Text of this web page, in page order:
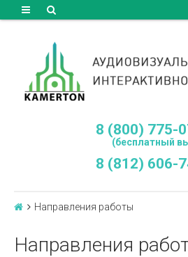
8 (800) 775-
(бесплатный
8 (812) 606-
Направления работы
Направления